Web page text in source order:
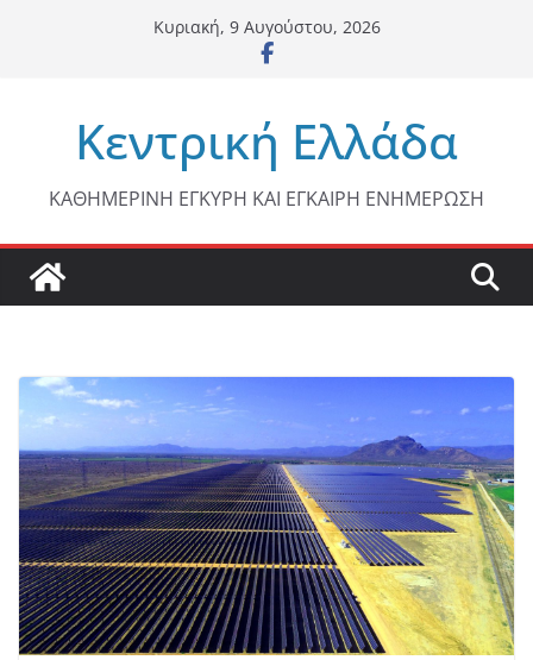
Κυριακή, 9 Αυγούστου, 2026
Κεντρική Ελλάδα
ΚΑΘΗΜΕΡΙΝΗ ΕΓΚΥΡΗ ΚΑΙ ΕΓΚΑΙΡΗ ΕΝΗΜΕΡΩΣΗ